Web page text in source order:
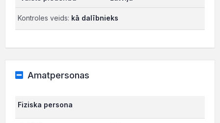
Kontroles veids: kā dalībnieks
Amatpersonas
Fiziska persona